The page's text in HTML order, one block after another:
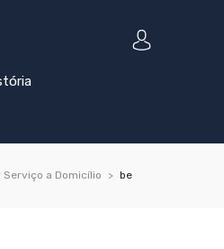
Serviço a Domicílio be